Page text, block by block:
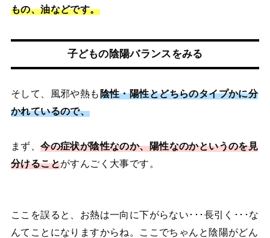
もの、油などです。
子どもの陰陽バランスをみる
そして、風邪や熱も陰性・陽性とどちらのタイプかに分
かれているので、
まず、今の症状が陰性なのか、陽性なのかというのを見
分けることがすんごく大事です。
ここを誤ると、お熱は一向に下がらない･･･長引く･･･な
んてことになりますからね。ここでちゃんと陰陽がどん